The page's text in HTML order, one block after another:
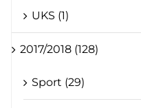
UKS (1)
2017/2018 (128)
Sport (29)